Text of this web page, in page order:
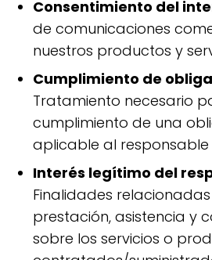
Consentimiento del
de comunicaciones
nuestros productos y
Cumplimiento de
Tratamiento necesario
cumplimiento de una
aplicable al
Interés legítimo del
Finalidades
prestación, asistencia y
sobre los servicios o